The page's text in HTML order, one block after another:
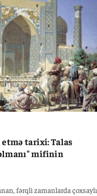
tarixi: Talas
mifinin
fərqli zamanlarda çoxsaylı